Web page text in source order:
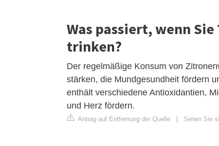
Was passiert, wenn
trinken?
Der regelmäßige Konsum von
stärken, die Mundgesundheit fördern
enthält verschiedene Antioxidantien,
und Herz fördern.
Antrag auf Entfernung der Quelle | Sehen Sie